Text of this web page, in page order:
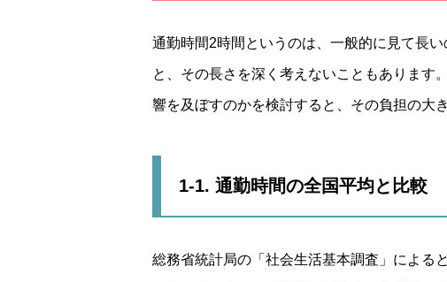
通勤時間2時間というのは、一般的に見て長
と、その長さを深く考えないこともあります
響を及ぼすのかを検討すると、その負担の大
1-1. 通勤時間の全国平均と比較
総務省統計局の「社会生活基本調査」による